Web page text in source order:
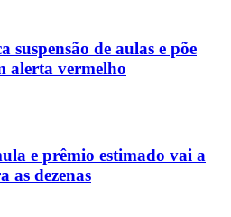
suspensão de aulas e põe
alerta vermelho
e prêmio estimado vai a
as dezenas